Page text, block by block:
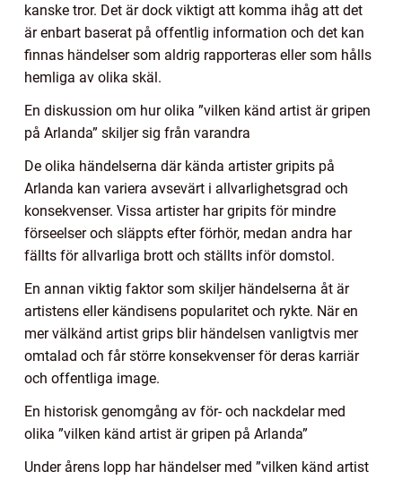
kanske tror. Det är dock viktigt att komma ihåg att det
är enbart baserat på offentlig information och det kan
finnas händelser som aldrig rapporteras eller som hålls
hemliga av olika skäl.
En diskussion om hur olika ”vilken känd artist är gripen
på Arlanda” skiljer sig från varandra
De olika händelserna där kända artister gripits på
Arlanda kan variera avsevärt i allvarlighetsgrad och
konsekvenser. Vissa artister har gripits för mindre
förseelser och släppts efter förhör, medan andra har
fällts för allvarliga brott och ställts inför domstol.
En annan viktig faktor som skiljer händelserna åt är
artistens eller kändisens popularitet och rykte. När en
mer välkänd artist grips blir händelsen vanligtvis mer
omtalad och får större konsekvenser för deras karriär
och offentliga image.
En historisk genomgång av för- och nackdelar med
olika ”vilken känd artist är gripen på Arlanda”
Under årens lopp har händelser med ”vilken känd artist